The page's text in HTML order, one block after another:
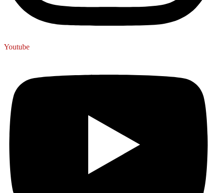
Youtube